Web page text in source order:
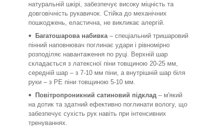
натуральній шкірі, забезпечує високу міцність та
довговічність рукавичок. Стійка до механічних
пошкоджень, еластична, не викликає алергій.
Багатошарова набивка– спеціальний тришаровий
пінний наповнювач поглинає удари і рівномірно
розподіляє навантаження по руці. Верхній шар
складається з латексної піни товщиною 20-25 мм,
середній шар – з 7-10 мм піни, а внутрішній шар біля
руки – з PE піни товщиною 5-10 мм.
Повітропроникний сатиновий підклад – м'який
на дотик та здатний ефективно поглинати вологу, що
забезпечує сухість рук навіть при інтенсивних
тренуваннях.